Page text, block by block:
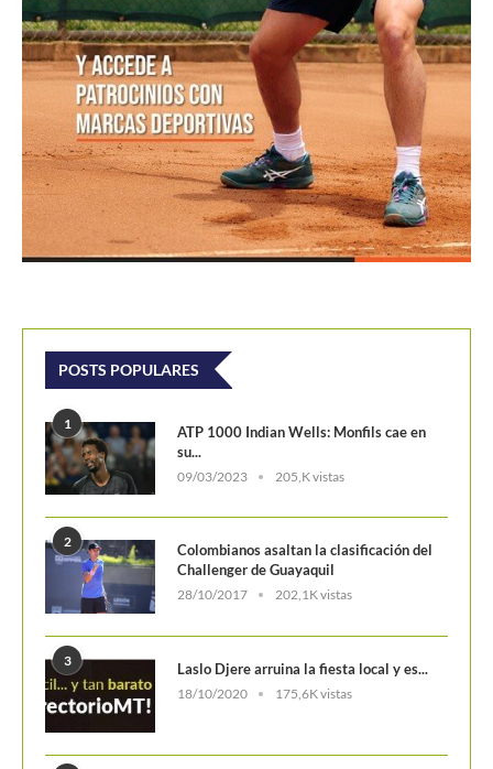
POSTS POPULARES
1
ATP 1000 Indian Wells: Monfils cae en
su...
2
Colombianos asaltan la clasificación del
Challenger de Guayaquil
3 Laslo Djere arruina la fiesta local y es...